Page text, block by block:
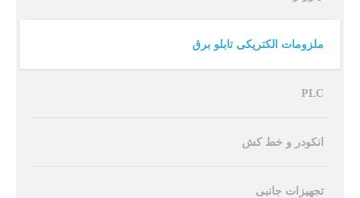
ملزومات الکتریکی تابلو برق
PLC
انکودر و خط کش
تجهیزات جانبی